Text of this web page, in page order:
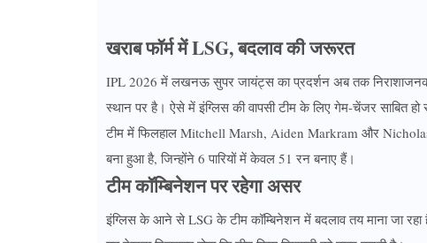
खराब फॉर्म में LSG, बदलाव की जरूरत
IPL 2026 में लखनऊ सुपर जायंट्स का प्रदर्शन अब तक
स्थान पर है। ऐसे में इंग्लिस की वापसी टीम के लिए गेम-चेंजर साबित हो
टीम में फिलहाल Mitchell Marsh, Aiden Markram और Nicholas
बना हुआ है, जिन्होंने 6 पारियों में केवल 51 रन बनाए हैं।
टीम कॉम्बिनेशन पर रहेगा असर
इंग्लिस के आने से LSG के टीम कॉम्बिनेशन में बदलाव तय माना जा